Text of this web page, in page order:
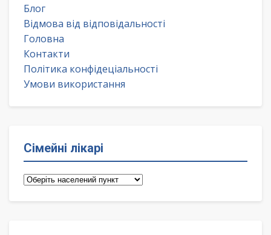
Блог
Відмова від відповідальності
Головна
Контакти
Політика конфідеціальності
Умови використання
Сімейні лікарі
Сімейні